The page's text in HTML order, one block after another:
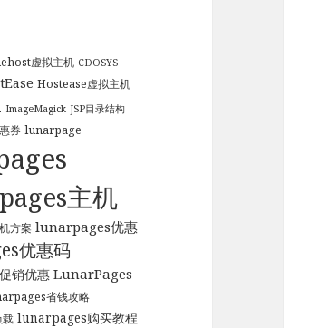
虚拟主机 CDOSYS
Hostease虚拟主机
ImageMagick JSP目录结构
券 lunarpage
主机
方案 lunarpages优惠
优惠码
销优惠 LunarPages
省钱攻略
lunarpages购买教程